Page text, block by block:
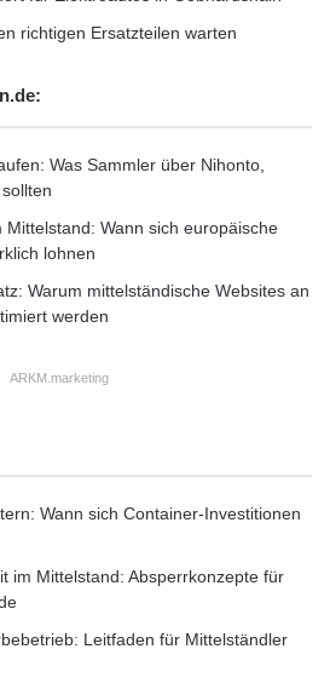
Breitreifen
Technische Überwachung
richtigen Ersatzteilen warten
Was Sammler über Nihonto,
Mittelstand: Wann sich europäische
lohnen
Warum mittelständische Websites an
werden
ARKM.marketing
Wann sich Container-Investitionen
im Mittelstand: Absperrkonzepte für
Leitfaden für Mittelständler